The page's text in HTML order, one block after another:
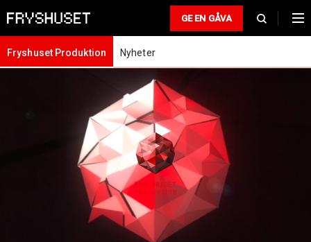
GE EN GÅVA
Fryshuset Produktion Nyheter